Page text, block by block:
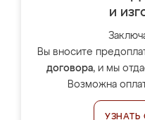
и
Вы вносите
договора, и мы
Возможна
УЗНАТЬ